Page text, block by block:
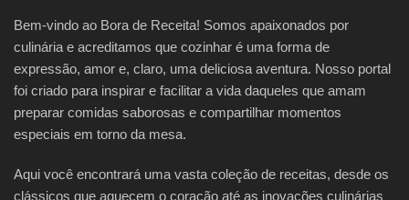
Bem-vindo ao Bora de Receita! Somos apaixonados por
culinária e acreditamos que cozinhar é uma forma de
expressão, amor e, claro, uma deliciosa aventura. Nosso portal
foi criado para inspirar e facilitar a vida daqueles que amam
preparar comidas saborosas e compartilhar momentos
especiais em torno da mesa.
Aqui você encontrará uma vasta coleção de receitas, desde os
clássicos que aquecem o coração até as inovações culinárias